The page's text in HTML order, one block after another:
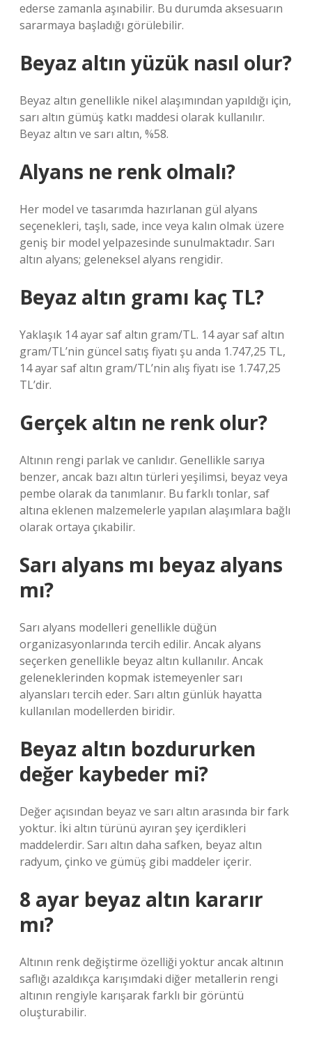
ederse zamanla aşınabilir. Bu durumda aksesuarın
sararmaya başladığı görülebilir.
Beyaz altın yüzük nasıl olur?
Beyaz altın genellikle nikel alaşımından yapıldığı için,
sarı altın gümüş katkı maddesi olarak kullanılır.
Beyaz altın ve sarı altın, %58.
Alyans ne renk olmalı?
Her model ve tasarımda hazırlanan gül alyans
seçenekleri, taşlı, sade, ince veya kalın olmak üzere
geniş bir model yelpazesinde sunulmaktadır. Sarı
altın alyans; geleneksel alyans rengidir.
Beyaz altın gramı kaç TL?
Yaklaşık 14 ayar saf altın gram/TL. 14 ayar saf altın
gram/TL’nin güncel satış fiyatı şu anda 1.747,25 TL,
14 ayar saf altın gram/TL’nin alış fiyatı ise 1.747,25
TL’dir.
Gerçek altın ne renk olur?
Altının rengi parlak ve canlıdır. Genellikle sarıya
benzer, ancak bazı altın türleri yeşilimsi, beyaz veya
pembe olarak da tanımlanır. Bu farklı tonlar, saf
altına eklenen malzemelerle yapılan alaşımlara bağlı
olarak ortaya çıkabilir.
Sarı alyans mı beyaz alyans
mı?
Sarı alyans modelleri genellikle düğün
organizasyonlarında tercih edilir. Ancak alyans
seçerken genellikle beyaz altın kullanılır. Ancak
geleneklerinden kopmak istemeyenler sarı
alyansları tercih eder. Sarı altın günlük hayatta
kullanılan modellerden biridir.
Beyaz altın bozdururken
değer kaybeder mi?
Değer açısından beyaz ve sarı altın arasında bir fark
yoktur. İki altın türünü ayıran şey içerdikleri
maddelerdir. Sarı altın daha safken, beyaz altın
radyum, çinko ve gümüş gibi maddeler içerir.
8 ayar beyaz altın kararır
mı?
Altının renk değiştirme özelliği yoktur ancak altının
saflığı azaldıkça karışımdaki diğer metallerin rengi
altının rengiyle karışarak farklı bir görüntü
oluşturabilir.